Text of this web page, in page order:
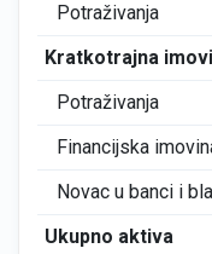
Potraživanja
Kratkotrajna
Potraživanja
Financijska
Novac u banci i
Ukupno aktiva